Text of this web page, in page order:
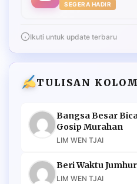
SEGERA HADIR
Ikuti untuk update terbaru
TULISAN KOLOM
Bangsa Besar
Gosip Murahan
LIM WEN TJAI
Beri Waktu
LIM WEN TJAI